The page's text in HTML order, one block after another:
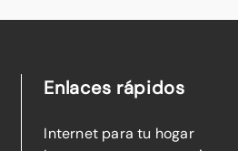
Enlaces rápidos
Internet para tu hogar